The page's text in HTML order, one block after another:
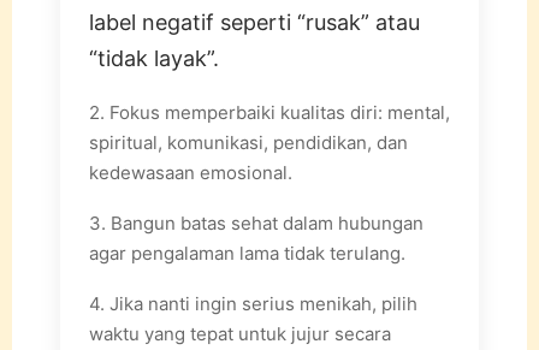
label negatif seperti “rusak” atau
“tidak layak”.
2. Fokus memperbaiki kualitas diri: mental,
spiritual, komunikasi, pendidikan, dan
kedewasaan emosional.
3. Bangun batas sehat dalam hubungan
agar pengalaman lama tidak terulang.
4. Jika nanti ingin serius menikah, pilih
waktu yang tepat untuk jujur secara